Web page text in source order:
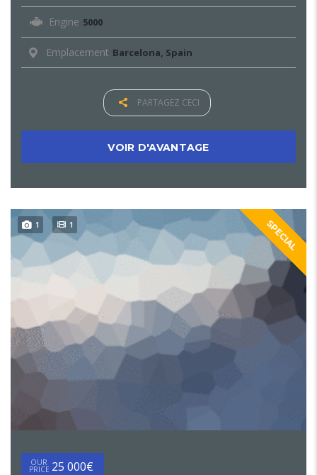
Engine 5000
Emplacement Barcelona, Spain
PARTAGEZ CECI
VOIR D'AVANTAGE
1 1 SPECIAL
OUR
PRICE 25 000€